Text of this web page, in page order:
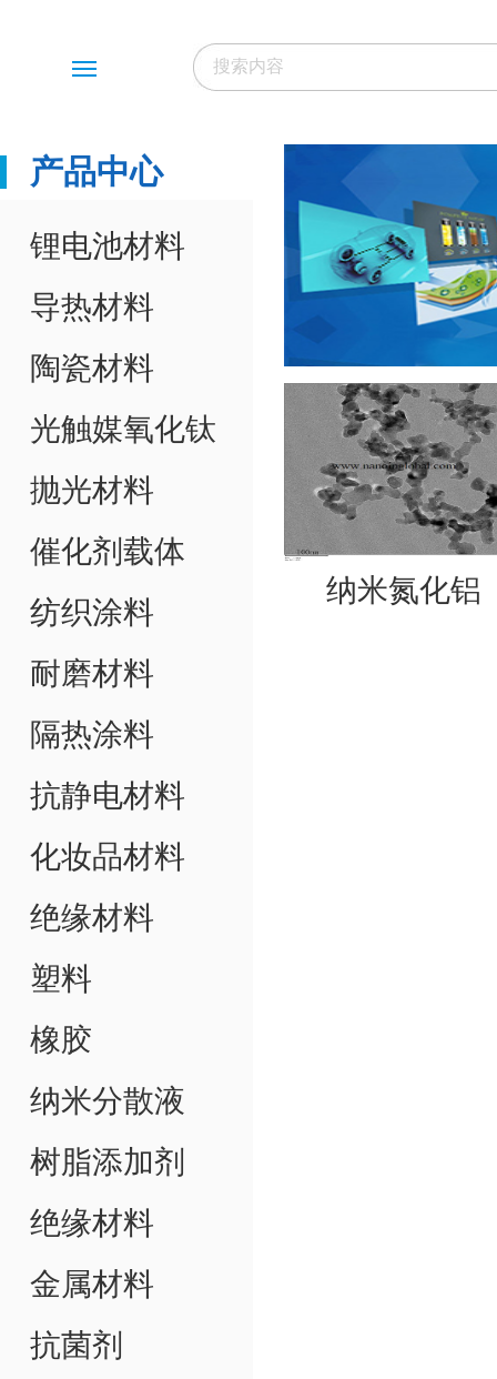
产品中心
锂电池材料
导热材料
陶瓷材料
光触媒氧化钛
抛光材料
催化剂载体
纺织涂料
耐磨材料
隔热涂料
抗静电材料
化妆品材料
绝缘材料
塑料
橡胶
纳米分散液
树脂添加剂
绝缘材料
金属材料
抗菌剂
纳米氮化铝